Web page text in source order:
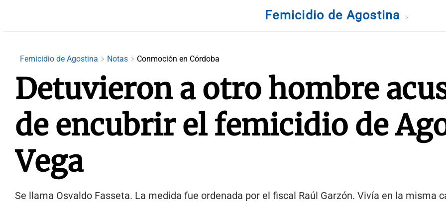
Femicidio de Agostina
Femicidio de Agostina Notas Conmoción en Córdoba
Detuvieron a otro hombre
de encubrir el femicidio de
Vega
Se llama Osvaldo Fasseta. La medida fue ordenada por el fiscal Raúl Garzón. Vivía en la misma